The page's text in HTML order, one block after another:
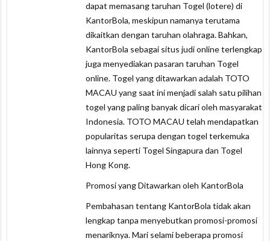
dapat memasang taruhan Togel (lotere) di
KantorBola, meskipun namanya terutama
dikaitkan dengan taruhan olahraga. Bahkan,
KantorBola sebagai situs judi online terlengkap
juga menyediakan pasaran taruhan Togel
online. Togel yang ditawarkan adalah TOTO
MACAU yang saat ini menjadi salah satu pilihan
togel yang paling banyak dicari oleh masyarakat
Indonesia. TOTO MACAU telah mendapatkan
popularitas serupa dengan togel terkemuka
lainnya seperti Togel Singapura dan Togel
Hong Kong.
Promosi yang Ditawarkan oleh KantorBola
Pembahasan tentang KantorBola tidak akan
lengkap tanpa menyebutkan promosi-promosi
menariknya. Mari selami beberapa promosi